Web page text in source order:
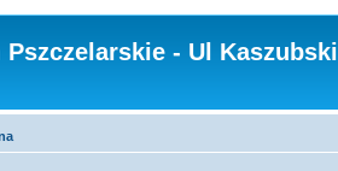
Pszczelarskie - Ul Kaszubski